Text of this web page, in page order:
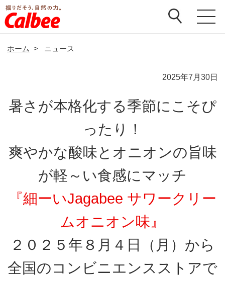
ホーム > ニュース
2025年7月30日
暑さが本格化する季節にこそぴ
ったり！
爽やかな酸味とオニオンの旨味
が軽～い食感にマッチ
『細ーいJagabee サワークリー
ムオニオン味』
２０２５年８月４日（月）から
全国のコンビニエンスストアで